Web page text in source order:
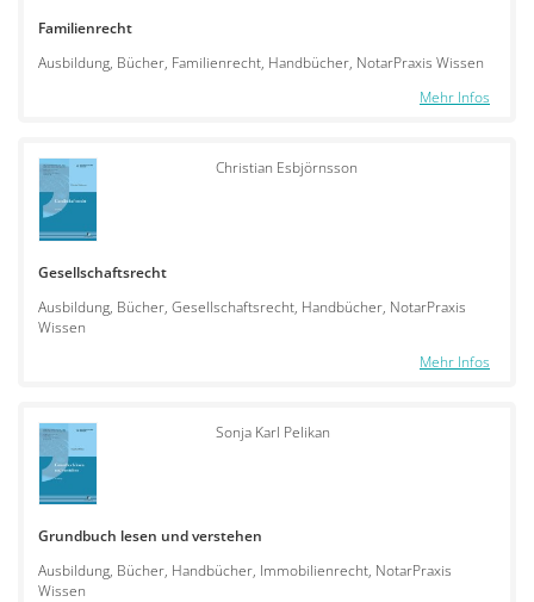
Familienrecht
Ausbildung, Bücher, Familienrecht, Handbücher, NotarPraxis Wissen
Mehr Infos
Christian Esbjörnsson
Gesellschaftsrecht
Ausbildung, Bücher, Gesellschaftsrecht, Handbücher, NotarPraxis
Wissen
Mehr Infos
Sonja Karl Pelikan
Grundbuch lesen und verstehen
Ausbildung, Bücher, Handbücher, Immobilienrecht, NotarPraxis
Wissen